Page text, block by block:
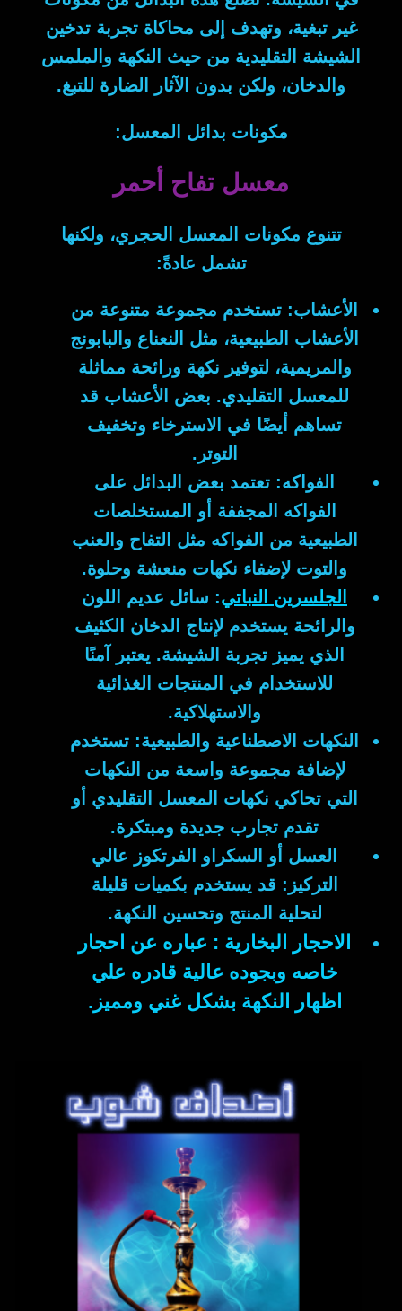
غير تبغية، وتهدف إلى محاكاة تجربة تدخين
الشيشة التقليدية من حيث النكهة والملمس
والدخان، ولكن بدون الآثار الضارة للتبغ.
مكونات بدائل المعسل:
معسل تفاح أحمر
تتنوع مكونات المعسل الحجري، ولكنها
تشمل عادةً:
الأعشاب: تستخدم مجموعة متنوعة من
الأعشاب الطبيعية، مثل النعناع والبابونج
والمريمية، لتوفير نكهة ورائحة مماثلة
للمعسل التقليدي. بعض الأعشاب قد
تساهم أيضًا في الاسترخاء وتخفيف
التوتر.
الفواكه: تعتمد بعض البدائل على
الفواكه المجففة أو المستخلصات
الطبيعية من الفواكه مثل التفاح والعنب
والتوت لإضفاء نكهات منعشة وحلوة.
الجلسرين النباتي: سائل عديم اللون
والرائحة يستخدم لإنتاج الدخان الكثيف
الذي يميز تجربة الشيشة. يعتبر آمنًا
للاستخدام في المنتجات الغذائية
والاستهلاكية.
النكهات الاصطناعية والطبيعية: تستخدم
لإضافة مجموعة واسعة من النكهات
التي تحاكي نكهات المعسل التقليدي أو
تقدم تجارب جديدة ومبتكرة.
العسل أو السكراو الفرتكوز عالي
التركيز: قد يستخدم بكميات قليلة
لتحلية المنتج وتحسين النكهة.
الاحجار البخارية : عباره عن احجار
خاصه وبجوده عالية قادره علي
اظهار النكهة بشكل غني ومميز.